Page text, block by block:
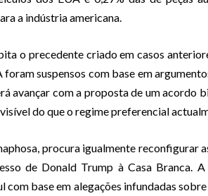
a indústria americana.
o precedente criado em casos
suspensos com base em
avançar com a proposta de um acordo
do que o regime preferencial
procura igualmente reconfigurar
de Donald Trump à Casa Branca. A
com base em alegações infundadas